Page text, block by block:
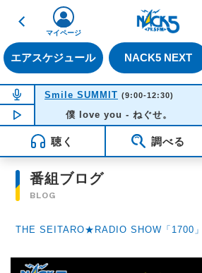
戻る
エアスケジュール NACK5 NEXT
マイページ
NOW ON AIR
Smile SUMMIT (9:00-12:30)
NOW PLAYING09:23
僕 love you - ねぐせ。
聴く 調べる
番組ブログ
BLOG
THE SEITARO★RADIO SHOW「1700」